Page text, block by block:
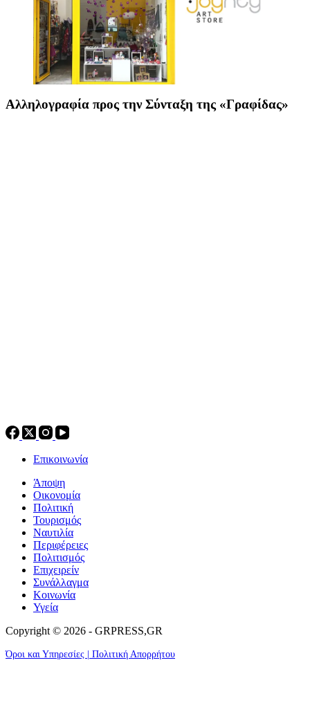
Αλληλογραφία προς την Σύνταξη της «Γραφίδας»
Επικοινωνία
Άποψη
Οικονομία
Πολιτική
Τουρισμός
Ναυτιλία
Περιφέρειες
Πολιτισμός
Επιχειρείν
Συνάλλαγμα
Κοινωνία
Υγεία
Copyright © 2026 - GRPRESS,GR
Όροι και Υπηρεσίες | Πολιτική Απορρήτου